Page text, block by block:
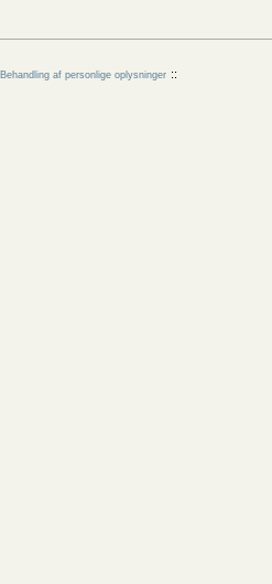
Behandling af personlige oplysninger